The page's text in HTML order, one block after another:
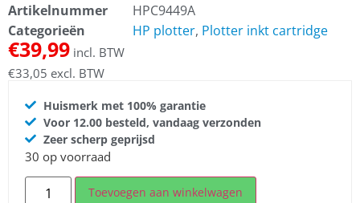
Artikelnummer
HPC9449A
Categorieën
HP plotter, Plotter inkt cartridge
€39,99 incl. BTW
€33,05 excl. BTW
Huismerk met 100% garantie
Voor 12.00 besteld, vandaag verzonden
Zeer scherp geprijsd
30 op voorraad
Toevoegen aan winkelwagen